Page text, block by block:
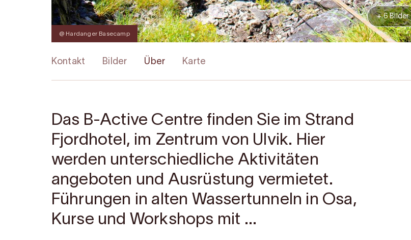
@ Hardanger Basecamp
+ 6 Bilder
Kontakt Bilder Über Karte
Das B-Active Centre finden Sie im Strand
Fjordhotel, im Zentrum von Ulvik. Hier
werden unterschiedliche Aktivitäten
angeboten und Ausrüstung vermietet.
Führungen in alten Wassertunneln in Osa,
Kurse und Workshops mit ...